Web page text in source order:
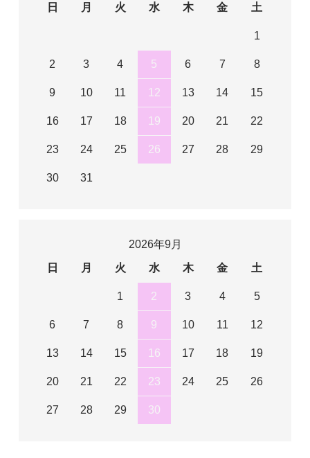
日
月 火 水 木 金 土
1
2 3 4 5 6 7 8
9 10 11 12 13 14 15
16 17 18 19 20 21 22
23 24 25 26 27 28 29
30 31
2026年9月
日
月 火 水 木 金 土
1 2 3 4 5
6 7 8 9 10 11 12
13 14 15 16 17 18 19
20 21 22 23 24 25 26
27 28 29 30